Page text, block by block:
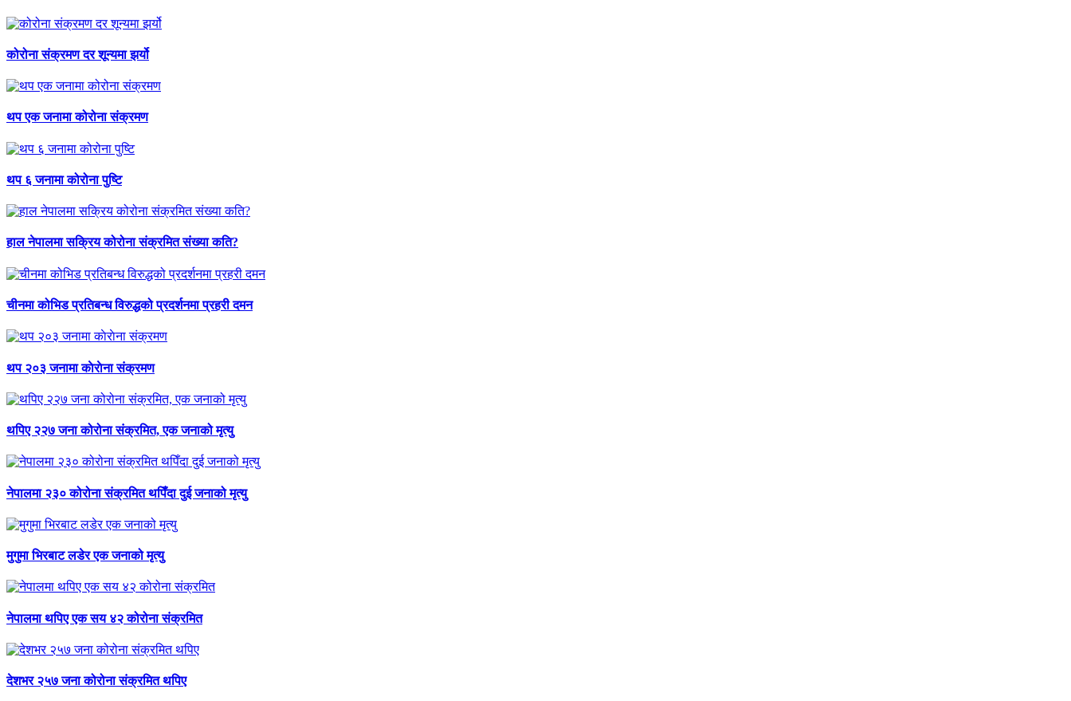
कोरोना संक्रमण दर शून्यमा झर्यो
थप एक जनामा कोरोना संक्रमण
थप ६ जनामा कोरोना पुष्टि
हाल नेपालमा सक्रिय कोरोना संक्रमित संख्या कति?
चीनमा कोभिड प्रतिबन्ध विरुद्धको प्रदर्शनमा प्रहरी दमन
थप २०३ जनामा काेराेना संक्रमण
थपिए २२७ जना कोरोना संक्रमित, एक जनाको मृत्यु
नेपालमा २३० कोरोना संक्रमित थपिँदा दुई जनाको मृत्यु
मुगुमा भिरबाट लडेर एक जनाको मृत्यु
नेपालमा थपिए एक सय ४२ कोरोना संक्रमित
देशभर २५७ जना कोरोना संक्रमित थपिए